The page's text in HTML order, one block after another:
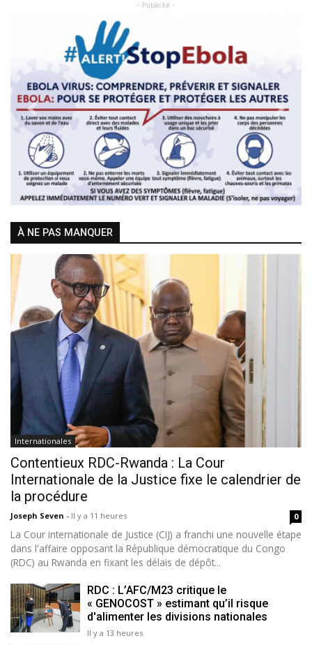
- Publicité -
Previous Next
À NE PAS MANQUER
Internationales
Contentieux RDC-Rwanda : La Cour
Internationale de la Justice fixe le calendrier de
la procédure
Joseph Seven - Il y a 11 heures 0
La Cour internationale de Justice (CIJ) a franchi une nouvelle étape
dans l'affaire opposant la République démocratique du Congo
(RDC) au Rwanda en fixant les délais de dépôt...
RDC : L’AFC/M23 critique le
« GENOCOST » estimant qu’il risque
d'alimenter les divisions nationales
Il y a 13 heures